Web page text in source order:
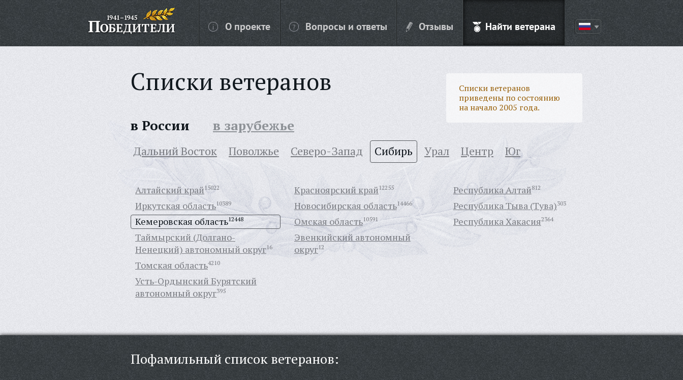
О проекте Вопросы и ответы Отзывы Найти ветерана
Списки ветеранов
Списки ветеранов
приведены по состоянию
на начало 2005 года.
в России в зарубежье
Дальний Восток Поволжье Северо-Запад Сибирь Урал Центр Юг
Алтайский край15022
Иркутская область10389
Кемеровская область12448
Красноярский край12255
Новосибирская область14466
Омская область10591
Республика Алтай812
Республика Тыва (Тува)303
Республика Хакасия2364
Таймырский (Долгано-
Ненецкий) автономный округ16
Томская область4210
Усть-Ордынский Бурятский
автономный округ395
Эвенкийский автономный
округ12
Пофамильный список ветеранов: